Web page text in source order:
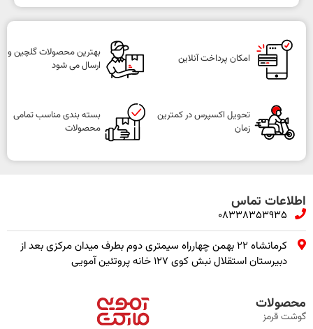
امکان پرداخت آنلاین
بهترین محصولات گلچین و
ارسال می شود
تحویل اکسپرس در کمترین
زمان
بسته بندی مناسب تمامی
محصولات
اطلاعات تماس
08338353935
کرمانشاه ۲۲ بهمن چهارراه سیمتری دوم بطرف میدان مرکزی بعد از
دبیرستان استقلال نبش کوی ۱۲۷ خانه پروتئین آمویی
محصولات
گوشت قرمز